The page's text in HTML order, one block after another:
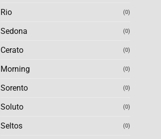
Rio (0)
Sedona (0)
Cerato (0)
Morning (0)
Sorento (0)
Soluto (0)
Seltos (0)